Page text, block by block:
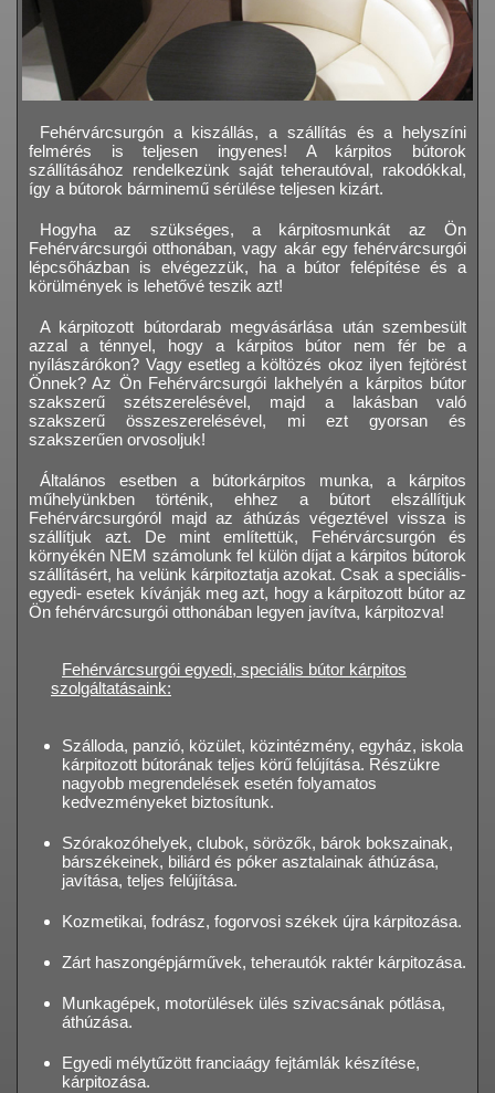
Fehérvárcsurgón a kiszállás, a szállítás és a helyszíni
felmérés is teljesen ingyenes! A kárpitos bútorok
szállításához rendelkezünk saját teherautóval, rakodókkal,
így a bútorok bárminemű sérülése teljesen kizárt.
Hogyha az szükséges, a kárpitosmunkát az Ön
Fehérvárcsurgói otthonában, vagy akár egy fehérvárcsurgói
lépcsőházban is elvégezzük, ha a bútor felépítése és a
körülmények is lehetővé teszik azt!
A kárpitozott bútordarab megvásárlása után szembesült
azzal a ténnyel, hogy a kárpitos bútor nem fér be a
nyílászárókon? Vagy esetleg a költözés okoz ilyen fejtörést
Önnek? Az Ön Fehérvárcsurgói lakhelyén a kárpitos bútor
szakszerű szétszerelésével, majd a lakásban való
szakszerű összeszerelésével, mi ezt gyorsan és
szakszerűen orvosoljuk!
Általános esetben a bútorkárpitos munka, a kárpitos
műhelyünkben történik, ehhez a bútort elszállítjuk
Fehérvárcsurgóról majd az áthúzás végeztével vissza is
szállítjuk azt. De mint említettük, Fehérvárcsurgón és
környékén NEM számolunk fel külön díjat a kárpitos bútorok
szállításért, ha velünk kárpitoztatja azokat. Csak a speciális-
egyedi- esetek kívánják meg azt, hogy a kárpitozott bútor az
Ön fehérvárcsurgói otthonában legyen javítva, kárpitozva!
Fehérvárcsurgói egyedi, speciális bútor kárpitos
szolgáltatásaink:
Szálloda, panzió, közület, közintézmény, egyház, iskola
kárpitozott bútorának teljes körű felújítása. Részükre
nagyobb megrendelések esetén folyamatos
kedvezményeket biztosítunk.
Szórakozóhelyek, clubok, sörözők, bárok bokszainak,
bárszékeinek, biliárd és póker asztalainak áthúzása,
javítása, teljes felújítása.
Kozmetikai, fodrász, fogorvosi székek újra kárpitozása.
Zárt haszongépjárművek, teherautók raktér kárpitozása.
Munkagépek, motorülések ülés szivacsának pótlása,
áthúzása.
Egyedi mélytűzött franciaágy fejtámlák készítése,
kárpitozása.